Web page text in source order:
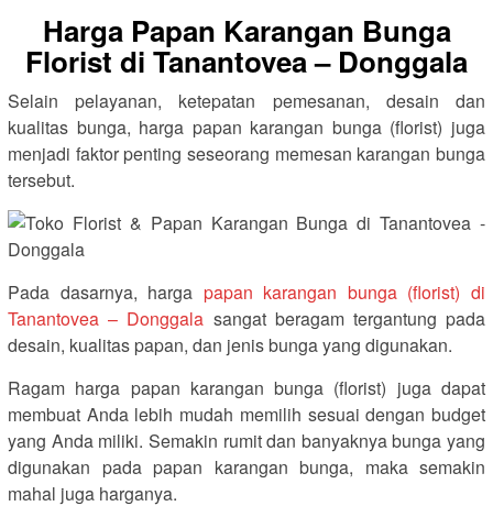
Harga Papan Karangan Bunga
Florist di Tanantovea – Donggala
Selain pelayanan, ketepatan pemesanan, desain dan
kualitas bunga, harga papan karangan bunga (florist) juga
menjadi faktor penting seseorang memesan karangan bunga
tersebut.
Pada dasarnya, harga papan karangan bunga (florist) di
Tanantovea – Donggala sangat beragam tergantung pada
desain, kualitas papan, dan jenis bunga yang digunakan.
Ragam harga papan karangan bunga (florist) juga dapat
membuat Anda lebih mudah memilih sesuai dengan budget
yang Anda miliki. Semakin rumit dan banyaknya bunga yang
digunakan pada papan karangan bunga, maka semakin
mahal juga harganya.